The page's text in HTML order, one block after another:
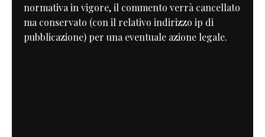
normativa in vigore, il commento verrà cancellato
ma conservato (con il relativo indirizzo ip di
pubblicazione) per una eventuale azione legale.